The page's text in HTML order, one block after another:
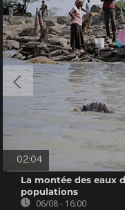
02:04
La montée des eaux
populations
06/08 - 16:00